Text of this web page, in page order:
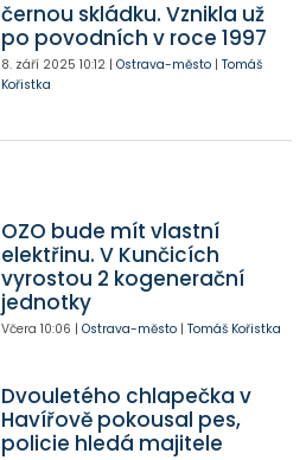
černou skládku. Vznikla už
po povodních v roce 1997
8. září 2025 10:12| Ostrava-město| Tomáš
Kořistka
OZO bude mít vlastní
elektřinu. V Kunčicích
vyrostou 2 kogenerační
jednotky
Včera 10:06 | Ostrava-město| Tomáš Kořistka
Dvouletého chlapečka v
Havířově pokousal pes,
policie hledá majitele